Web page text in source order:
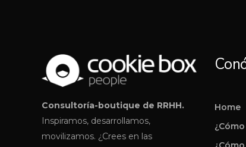
Consultoría-boutique de RRHH.
Inspiramos, desarrollamos,
movilizamos. ¿Crees en las
Home